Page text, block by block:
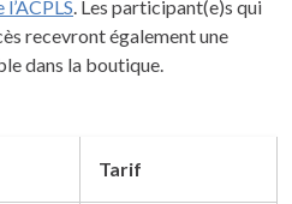
. Les participant(e)s qui
recevront également une
dans la boutique.
Tarif